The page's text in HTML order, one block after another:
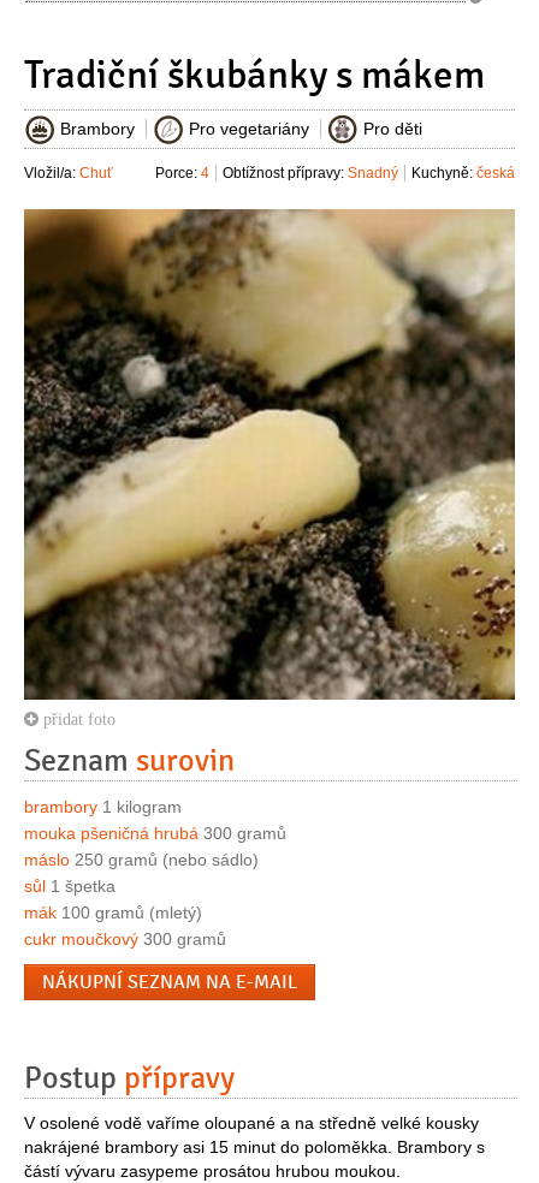
Tradiční škubánky s mákem
Brambory Pro vegetariány Pro děti
Vložil/a: Chuť Kuchyně: česká
Obtížnost přípravy: Snadný
Porce: 4
přidat foto
Seznam surovin
brambory 1 kilogram
mouka pšeničná hrubá 300 gramů
máslo 250 gramů (nebo sádlo)
sůl 1 špetka
mák 100 gramů (mletý)
cukr moučkový 300 gramů
NÁKUPNÍ SEZNAM NA E-MAIL
Postup přípravy
V osolené vodě vaříme oloupané a na středně velké kousky
nakrájené brambory asi 15 minut do poloměkka. Brambory s
částí vývaru zasypeme prosátou hrubou moukou.